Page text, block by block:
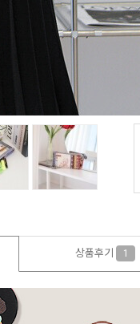
상품후기 1